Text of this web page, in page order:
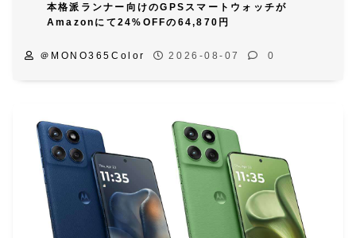
本格派ランナー向けのGPSスマートウォッチが
Amazonにて24%OFFの64,870円
＠MONO365Color 2026-08-07 0